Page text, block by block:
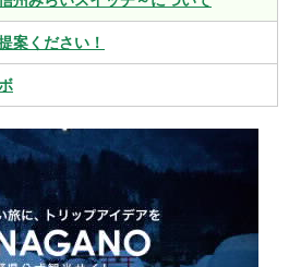
案ください！